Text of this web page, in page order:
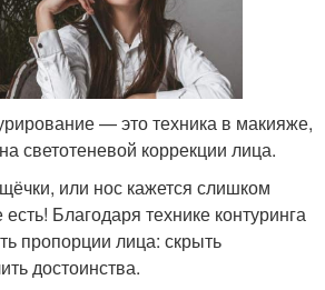
— это техника в макияже,
светотеневой коррекции лица.
или нос кажется слишком
Благодаря технике контуринга
пропорции лица: скрыть
достоинства.